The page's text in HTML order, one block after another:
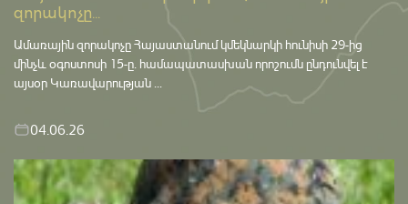
զորակոչը...
Ամառային զորակոչը Հայաստանում կմեկնարկի հունիսի 29-ից
մինչև օգոստոսի 15-ը․ համապատասխան որոշումն ընդունվել է
այսօր Կառավարության ...
04.06.26